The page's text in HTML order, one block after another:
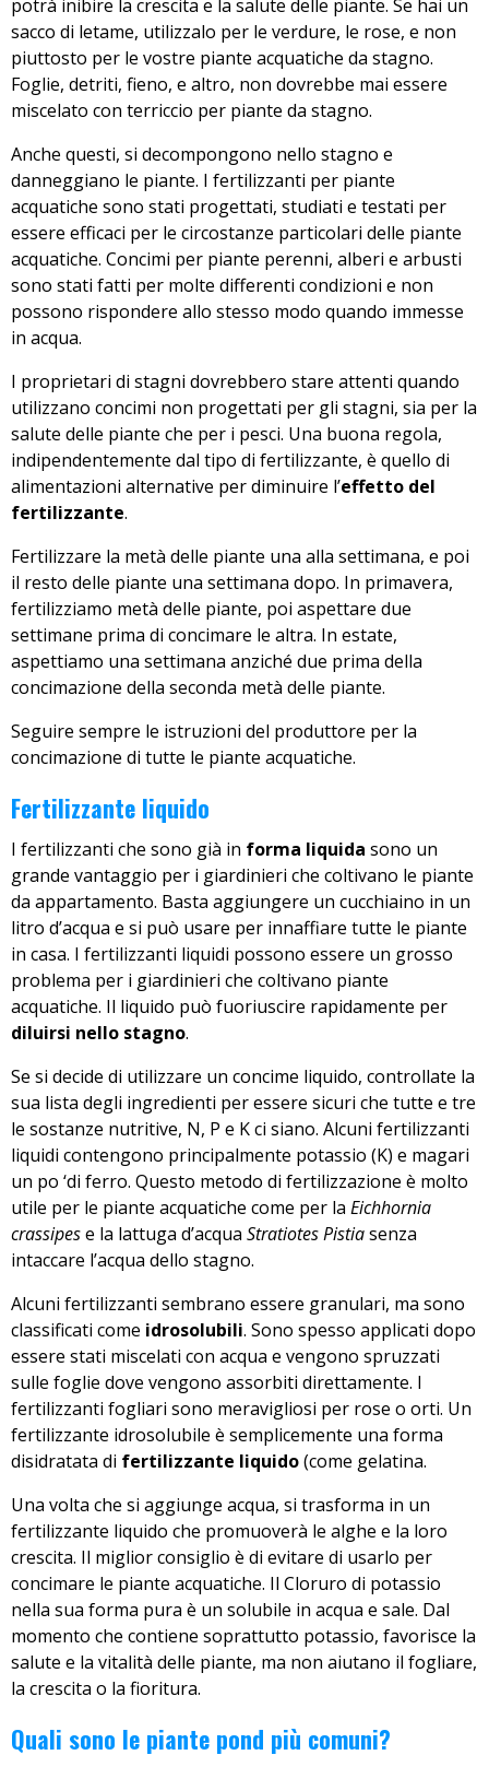
potrà inibire la crescita e la salute delle piante. Se hai un
sacco di letame, utilizzalo per le verdure, le rose, e non
piuttosto per le vostre piante acquatiche da stagno.
Foglie, detriti, fieno, e altro, non dovrebbe mai essere
miscelato con terriccio per piante da stagno.
Anche questi, si decompongono nello stagno e
danneggiano le piante. I fertilizzanti per piante
acquatiche sono stati progettati, studiati e testati per
essere efficaci per le circostanze particolari delle piante
acquatiche. Concimi per piante perenni, alberi e arbusti
sono stati fatti per molte differenti condizioni e non
possono rispondere allo stesso modo quando immesse
in acqua.
I proprietari di stagni dovrebbero stare attenti quando
utilizzano concimi non progettati per gli stagni, sia per la
salute delle piante che per i pesci. Una buona regola,
indipendentemente dal tipo di fertilizzante, è quello di
alimentazioni alternative per diminuire l’effetto del
fertilizzante.
Fertilizzare la metà delle piante una alla settimana, e poi
il resto delle piante una settimana dopo. In primavera,
fertilizziamo metà delle piante, poi aspettare due
settimane prima di concimare le altra. In estate,
aspettiamo una settimana anziché due prima della
concimazione della seconda metà delle piante.
Seguire sempre le istruzioni del produttore per la
concimazione di tutte le piante acquatiche.
Fertilizzante liquido
I fertilizzanti che sono già in forma liquida sono un
grande vantaggio per i giardinieri che coltivano le piante
da appartamento. Basta aggiungere un cucchiaino in un
litro d’acqua e si può usare per innaffiare tutte le piante
in casa. I fertilizzanti liquidi possono essere un grosso
problema per i giardinieri che coltivano piante
acquatiche. Il liquido può fuoriuscire rapidamente per
diluirsi nello stagno.
Se si decide di utilizzare un concime liquido, controllate la
sua lista degli ingredienti per essere sicuri che tutte e tre
le sostanze nutritive, N, P e K ci siano. Alcuni fertilizzanti
liquidi contengono principalmente potassio (K) e magari
un po ‘di ferro. Questo metodo di fertilizzazione è molto
utile per le piante acquatiche come per la Eichhornia
crassipese la lattuga d’acqua Stratiotes Pistiasenza
intaccare l’acqua dello stagno.
Alcuni fertilizzanti sembrano essere granulari, ma sono
classificati come idrosolubili. Sono spesso applicati dopo
essere stati miscelati con acqua e vengono spruzzati
sulle foglie dove vengono assorbiti direttamente. I
fertilizzanti fogliari sono meravigliosi per rose o orti. Un
fertilizzante idrosolubile è semplicemente una forma
disidratata di fertilizzante liquido(come gelatina.
Una volta che si aggiunge acqua, si trasforma in un
fertilizzante liquido che promuoverà le alghe e la loro
crescita. Il miglior consiglio è di evitare di usarlo per
concimare le piante acquatiche. Il Cloruro di potassio
nella sua forma pura è un solubile in acqua e sale. Dal
momento che contiene soprattutto potassio, favorisce la
salute e la vitalità delle piante, ma non aiutano il fogliare,
la crescita o la fioritura.
Quali sono le piante pond più comuni?